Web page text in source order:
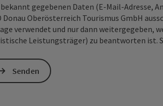
gegebenen Daten (E-Mail-Adresse,
Donau Oberösterreich Tourismus GmbH
verwendet und nur dann weitergegeben,
Leistungsträger) zu beantworten ist.
Senden